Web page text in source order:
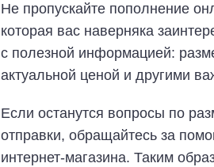
Не пропускайте пополнение
которая вас наверняка
с полезной информацией:
актуальной ценой и другими
Если останутся вопросы по
отправки, обращайтесь за
интернет-магазина. Таким